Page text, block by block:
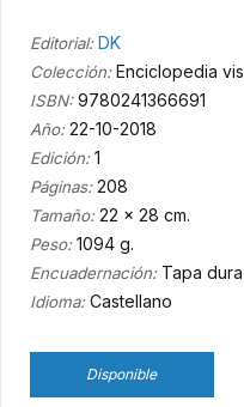
Editorial: DK
Colección:Enciclopedia
ISBN:9780241366691
Año:22-10-2018
Edición:1
Páginas:208
Tamaño:22 x 28 cm.
Peso:1094 g.
Encuadernación:Tapa dura
Idioma:Castellano
Disponible